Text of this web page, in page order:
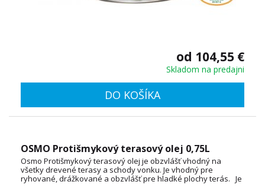
od 104,55 €
Skladom na predajni
DO KOŠÍKA
OSMO Protišmykový terasový olej 0,75L
Osmo Protišmykový terasový olej je obzvlášť vhodný na
všetky drevené terasy a schody vonku. Je vhodný pre
ryhované, drážkované a obzvlášť pre hladké plochy terás. Je